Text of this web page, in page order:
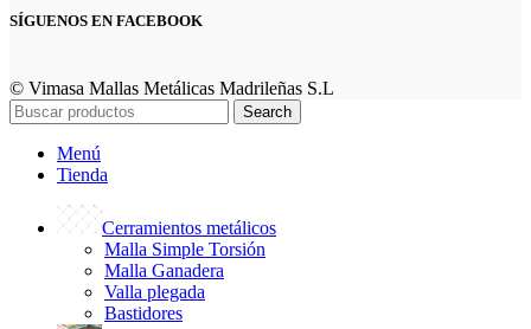
SÍGUENOS EN FACEBOOK
© Vimasa Mallas Metálicas Madrileñas S.L
Search
Menú
Tienda
Cerramientos metálicos
Malla Simple Torsión
Malla Ganadera
Valla plegada
Bastidores